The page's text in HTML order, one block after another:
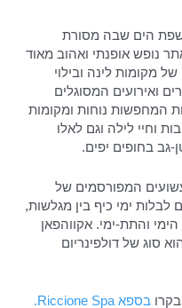
שפת הים שבה מסורת
נופש אופנתי ואהוב מאוד
מקומות לינה ובילוי
ואירועים המסוגלים
המחפשות נוחות ומקומות
וחיי לילה וגם לאלו
גב בחופים יפים.
המפורסמים של
לבלות ימי כיף בין מגלשות,
והתת-ימי. אקווהפאן
סוג של דולפינריום
בספא Riccione Spa.